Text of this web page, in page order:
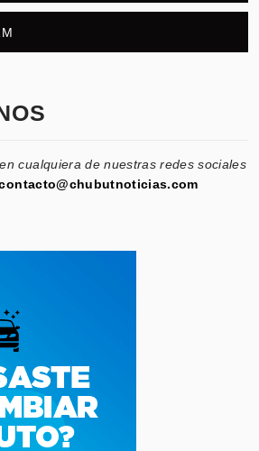
en cualquiera de nuestras redes sociales